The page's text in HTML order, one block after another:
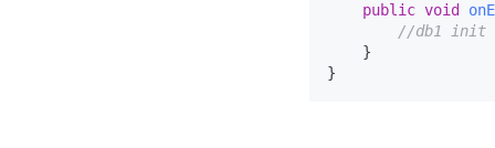
public void
//db1
    }